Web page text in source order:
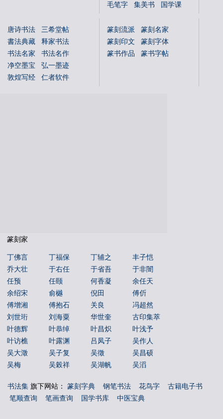
毛笔字
集美书
国学课
唐诗书法
三希堂帖
書法典藏
释家书法
书法名家
书法名作
净空墨宝
弘一墨迹
敦煌写经
仁者软件
篆刻流派
篆刻名家
篆刻印文
篆刻字体
篆书作品
篆书字帖
篆刻家
丁佛言 丁福保 丁辅之
丰子恺
乔大壮
于右任 于省吾
于非闇
任预
任颐 何香凝
余任天
余绍宋
俞樾 倪田
傅伒
傅增湘
傅抱石 关良
冯超然
刘世珩
刘海粟 华世奎
古印集萃
叶德辉
叶恭绰 叶昌炽
叶浅予
叶访樵
叶露渊 吕凤子
吴作人
吴大澂
吴子复 吴徵
吴昌硕
吴梅
吴榖祥 吴湖帆
吴滔
吴镜汀
周叔弢 周昌榖
周铁衡
唐云
唐醉石 商承祚
姚华
书法集 旗下网站： 篆刻字典 钢笔书法 花鸟字
古籍电子书
笔顺查询
笔画查询 国学书库 中医宝典